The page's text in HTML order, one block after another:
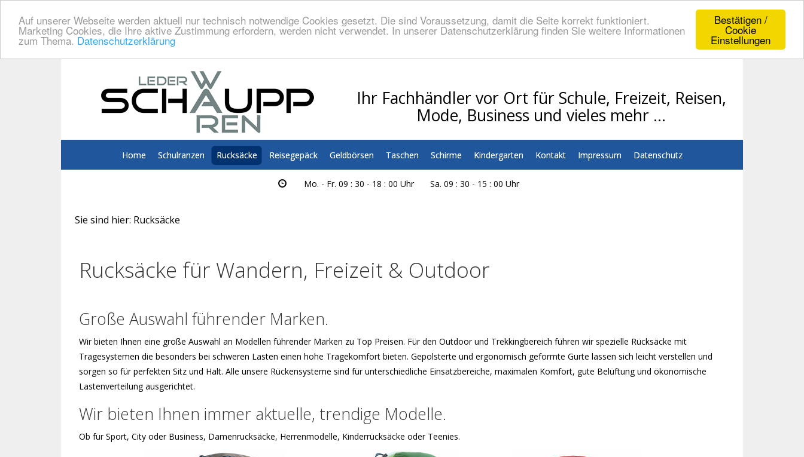
Bestätigen /
Cookie
Einstellungen
Auf unserer Webseite werden aktuell nur technisch notwendige Cookies gesetzt. Die sind Voraussetzung, damit die Seite korrekt funktioniert.
Marketing Cookies, die Ihre aktive Zustimmung erfordern, werden nicht verwendet. In unserer Datenschutzerklärung finden Sie weitere Informationen
zum Thema. Datenschutzerklärung
Ihr Fachhändler vor Ort für Schule, Freizeit, Reisen,
Mode, Business und vieles mehr …
Home Schulranzen Rucksäcke Reisegepäck Geldbörsen Taschen Schirme Kindergarten Kontakt Impressum Datenschutz
Mo. - Fr. 09 : 30 - 18 : 00 Uhr Sa. 09 : 30 - 15 : 00 Uhr
Sie sind hier: Rucksäcke
Rucksäcke für Wandern, Freizeit & Outdoor
Große Auswahl führender Marken.
Wir bieten Ihnen eine große Auswahl an Modellen führender Marken zu Top Preisen. Für den Outdoor und Trekkingbereich führen wir spezielle Rücksäcke mit
Tragesystemen die besonders bei schweren Lasten einen hohe Tragekomfort bieten. Gepolsterte und ergonomisch geformte Gurte lassen sich leicht verstellen und
sorgen so für perfekten Sitz und Halt. Alle unsere Rückensysteme sind für unterschiedliche Einsatzbereiche, maximalen Komfort, gute Belüftung und ökonomische
Lastenverteilung ausgerichtet.
Wir bieten Ihnen immer aktuelle, trendige Modelle.
Ob für Sport, City oder Business, Damenrucksäcke, Herrenmodelle, Kinderrücksäcke oder Teenies.